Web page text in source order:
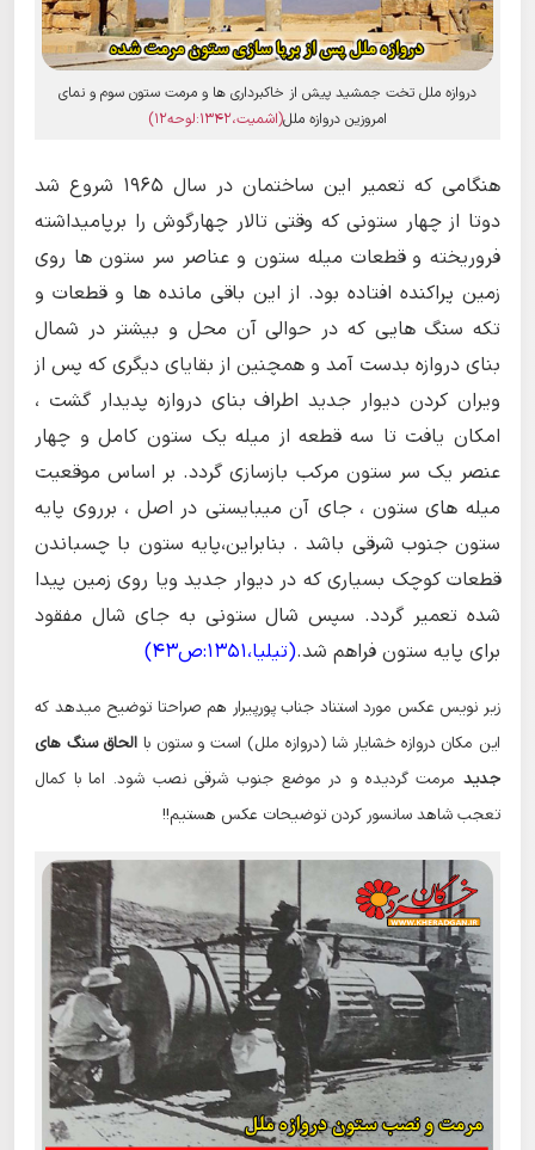
دروازه ملل تخت جمشید پیش از خاکبرداری ها و مرمت ستون سوم و نمای
امروزین دروازه ملل(اشمیت،1342:لوحه12)
هنگامی که تعمیر این ساختمان در سال 1965 شروع شد
دوتا از چهار ستونی که وقتی تالار چهارگوش را برپامیداشته
فروریخته و قطعات میله ستون و عناصر سر ستون ها روی
زمین پراکنده افتاده بود. از این باقی مانده ها و قطعات و
تکه سنگ هایی که در حوالی آن محل و بیشتر در شمال
بنای دروازه بدست آمد و همچنین از بقایای دیگری که پس از
ویران کردن دیوار جدید اطراف بنای دروازه پدیدار گشت ،
امکان یافت تا سه قطعه از میله یک ستون کامل و چهار
عنصر یک سر ستون مرکب بازسازی گردد. بر اساس موقعیت
میله های ستون ، جای آن میبایستی در اصل ، برروی پایه
ستون جنوب شرقی باشد . بنابراین،پایه ستون با چسباندن
قطعات کوچک بسیاری که در دیوار جدید ویا روی زمین پیدا
شده تعمیر گردد. سپس شال ستونی به جای شال مفقود
برای پایه ستون فراهم شد.(تیلیا،1351:ص43)
زیر نویس عکس مورد استناد جناب پورپیرار هم صراحتا توضیح میدهد که
این مکان دروازه خشایار شا (دروازه ملل) است و ستون با الحاق سنگ های
جدید مرمت گردیده و در موضع جنوب شرقی نصب شود. اما با کمال
تعجب شاهد سانسور کردن توضیحات عکس هستیم!!